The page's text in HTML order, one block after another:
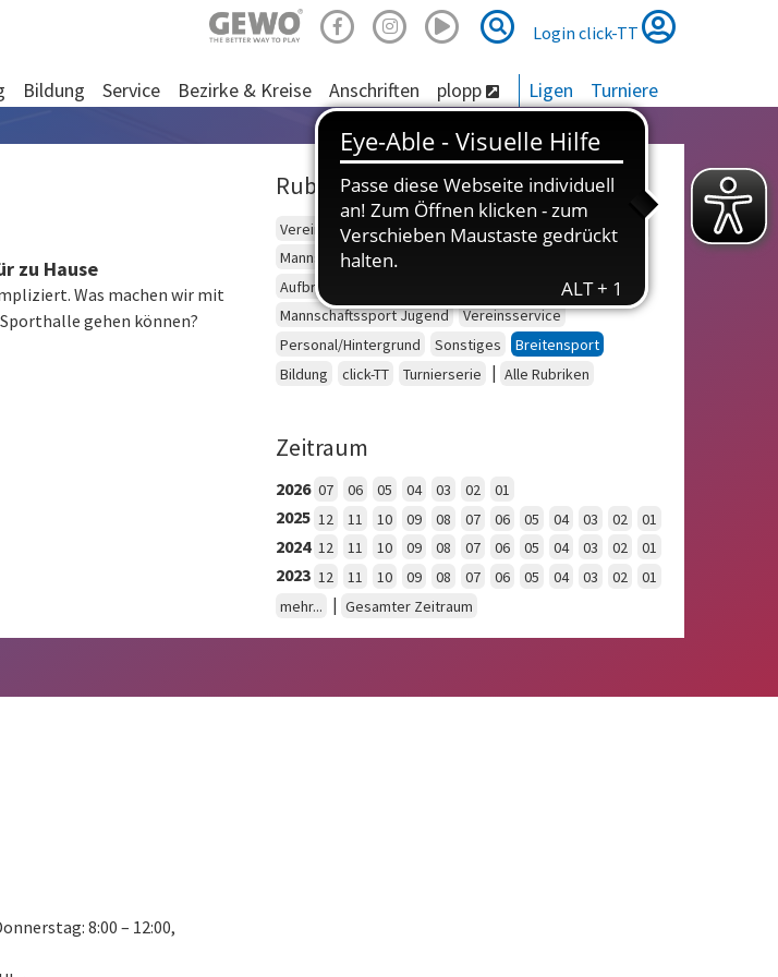
Suche
Suche
Login click-TT
Bildung Service Bezirke & Kreise Anschriften plopp Ligen Turniere
zu Hause
Was machen wir mit
gehen können?
Rubriken
Vereinsberatung Schulsport
Einzelsport Erwachsene
Mannschaftssport Erwachsene
Aufbruch
Mannschaftssport Jugend
Vereinsservice
Personal/Hintergrund
Sonstiges
Breitensport
Bildung
click-TT Turnierserie | Alle Rubriken
Zeitraum
2026 07 06 05 04 03 02 01
2025 12 11 10 09 08 07 06 05 04 03 02 01
2024 12 11 10 09 08 07 06 05 04 03 02 01
2023 12 11 10 09 08 07 06 05 04 03 02
01
mehr...
| Gesamter Zeitraum
8:00 – 12:00,